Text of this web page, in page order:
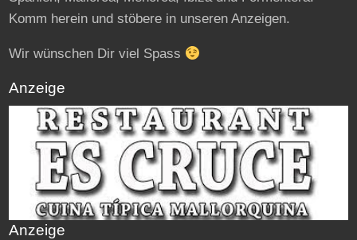
Komm herein und stöbere in unseren Anzeigen.
Wir wünschen Dir viel Spass
Anzeige
Anzeige